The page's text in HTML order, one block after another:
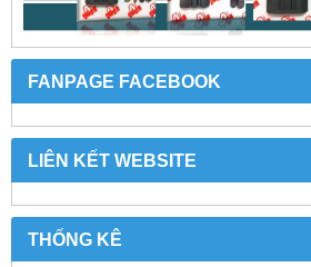
FANPAGE FACEBOOK
LIÊN KẾT WEBSITE
THỐNG KÊ